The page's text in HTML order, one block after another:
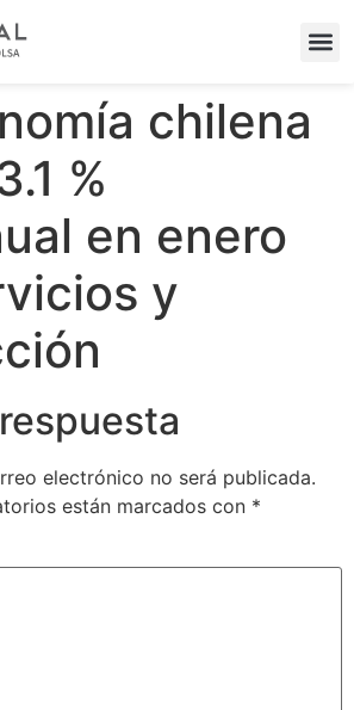
chilena
%
en enero
y
electrónico no será publicada.
están marcados con *